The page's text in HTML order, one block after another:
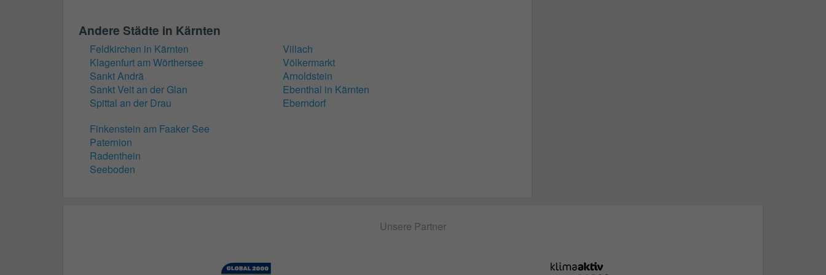
Andere Städte in Kärnten
Feldkirchen in Kärnten
Klagenfurt am Wörthersee
Sankt Andrä
Sankt Veit an der Glan
Spittal an der Drau
Villach
Völkermarkt
Arnoldstein
Ebenthal in Kärnten
Eberndorf
Finkenstein am Faaker See
Paternion
Radenthein
Seeboden
Unsere Partner